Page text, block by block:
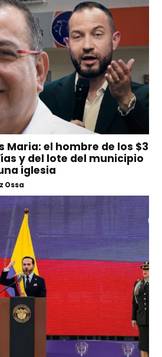
Maria: el hombre de los $3
y del lote del municipio
iglesia
Ossa